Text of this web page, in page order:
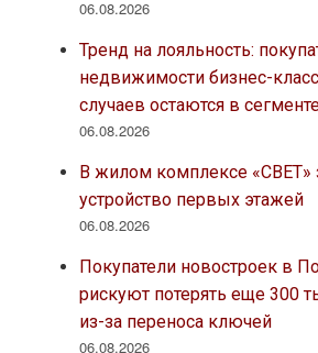
06.08.2026
Тренд на лояльность:
недвижимости бизнес-
случаев остаются в
06.08.2026
В жилом комплексе «СВЕТ»
устройство первых этажей
06.08.2026
Покупатели новостроек в
рискуют потерять еще 300
из-за переноса ключей
06.08.2026